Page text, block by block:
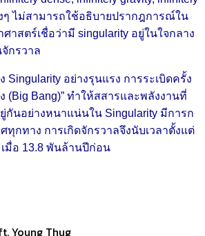
ๆ ไม่สามารถใช้อธิบายปรากฎการณ์ใน
าสตร์เชื่อว่ามี singularity อยู่ในใจกลาง
กรวาล
Singularity อย่างรุนแรง การระเบิดครั้ง
(Big Bang)” ทำให้สสารและพลังงานที่
กันอย่างหนาแน่นใน Singularity มีการก
ทุกทาง การเกิดจักรวาลจึงนับเวลาตั้งแต่
เมื่อ 13.8 พันล้านปีก่อน